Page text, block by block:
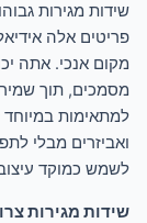
שידות מגירות
פריטים אלה
מקום אנכי. אתה
מסמכים, תוך
למתאימות
ואביזרים מבלי
לשמש כמוקד
שידות מגירות